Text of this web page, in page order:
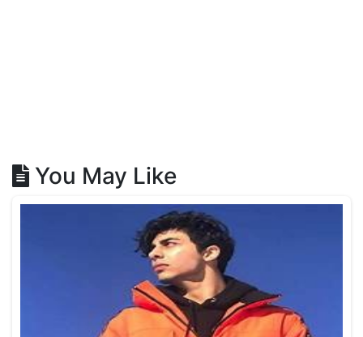
You May Like